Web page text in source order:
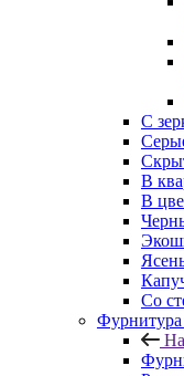
С
В
В
Со
Фурнитура